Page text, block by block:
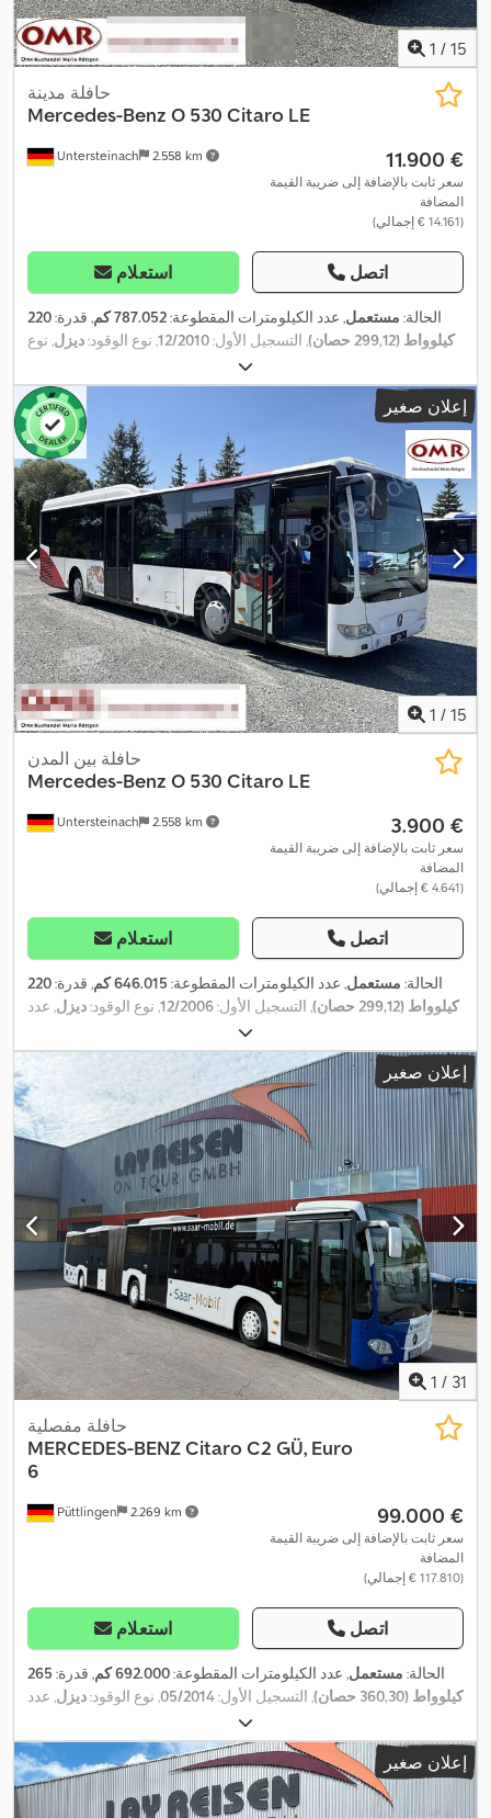
1 / 15
Untersteinach 2.558 km
حافلة مدينة
Mercedes-Benz O 530 Citaro LE
‏11.900 €
سعر ثابت بالإضافة إلى ضريبة القيمة
المضافة
(‏14.161 € إجمالي)
استعلام اتصل
الحالة: مستعمل, عدد الكيلومترات المقطوعة:787.052 كم , قدرة:220
كيلوواط (299,12 حصان)
, التسجيل الأول:12/2010 , نوع الوقود:ديزل , نوع
يورو 5
الكلي:12.040 مم , العرض الكلي:3.400 مم , الارتفاع الكلي:2.550 مم
,
سنة الصنع:
أضواء الضباب, توجيه معزز بالطاقة, نظام
إعلان صغير
1 / 15
Untersteinach 2.558 km
حافلة بين المدن
Mercedes-Benz O 530 Citaro LE
‏3.900 €
سعر ثابت بالإضافة إلى ضريبة القيمة
المضافة
(‏4.641 € إجمالي)
استعلام اتصل
الحالة: مستعمل, عدد الكيلومترات المقطوعة: 646.015 كم , قدرة:220
كيلوواط (299,12 حصان)
, التسجيل الأول:12/2006, نوع الوقود:ديزل, عدد
تلقائي
فرامل:المُبطئ, الطول الكلي:12.040 مم , العرض الكلي:3.400 مم
,
الارتفاع الكلي:
2.550 مم , سنة الصنع: 2006
توجيه معزز بالطاقة, نظام التحكم في الجر, نظام الفرامل المانعة
للانغلاق (ABS)
إعلان صغير
1 / 31
Püttlingen 2.269 km
حافلة مفصلية
MERCEDES-BENZCitaro C2 GÜ, Euro
6
‏99.000 €
سعر ثابت بالإضافة إلى ضريبة القيمة
المضافة
(‏117.810 € إجمالي)
استعلام اتصل
الحالة: مستعمل, عدد الكيلومترات المقطوعة:692.000 كم , قدرة: 265
كيلوواط (360,30 حصان)
, التسجيل الأول:05/2014 , نوع الوقود:ديزل , عدد
تلقائي
فرامل:المُبطئ, معدات:تكييف الهواء, سخان التدفئة أثناء التوقف, نظام
الفرامل المانعة للانغلاق (ABS), إعلان صغير